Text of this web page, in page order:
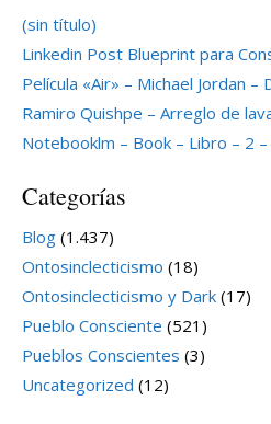
(sin título)
Linkedin Post Blueprint para
Película «Air» – Michael Jordan –
Ramiro Quishpe – Arreglo de
Notebooklm – Book – Libro – 2
Categorías
Blog (1.437)
Ontosinclecticismo (18)
Ontosinclecticismo y Dark (17)
Pueblo Consciente (521)
Pueblos Conscientes (3)
Uncategorized (12)